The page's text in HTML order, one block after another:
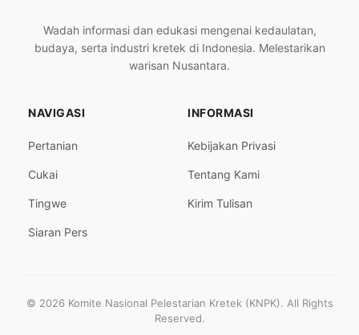
Wadah informasi dan edukasi mengenai kedaulatan,
budaya, serta industri kretek di Indonesia. Melestarikan
warisan Nusantara.
NAVIGASI
Pertanian
Cukai
Tingwe
Siaran Pers
INFORMASI
Kebijakan Privasi
Tentang Kami
Kirim Tulisan
© 2026 Komite Nasional Pelestarian Kretek (KNPK). All Rights
Reserved.